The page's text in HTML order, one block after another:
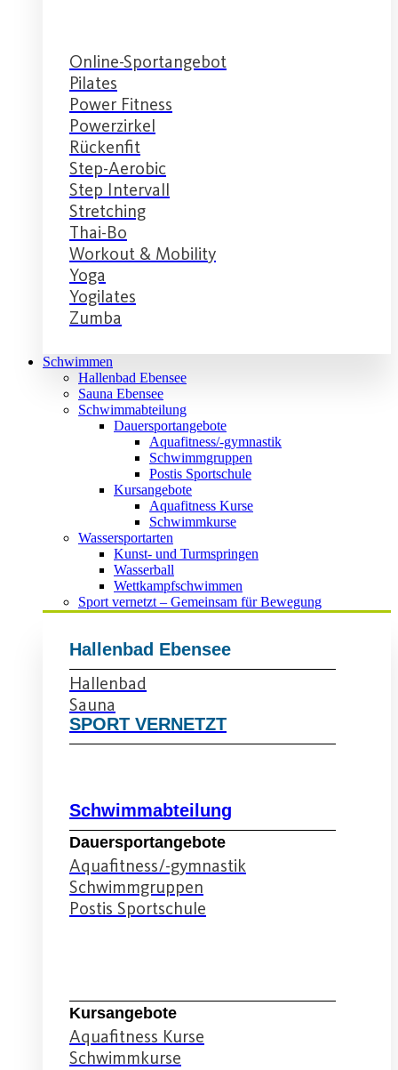
Online-Sportangebot
Pilates
Power Fitness
Powerzirkel
Rückenfit
Step-Aerobic
Step Intervall
Stretching
Thai-Bo
Workout & Mobility
Yoga
Yogilates
Zumba
Schwimmen
Hallenbad Ebensee
Sauna Ebensee
Schwimmabteilung
Dauersportangebote
Aquafitness/-gymnastik
Schwimmgruppen
Postis Sportschule
Kursangebote
Aquafitness Kurse
Schwimmkurse
Wassersportarten
Kunst- und Turmspringen
Wasserball
Wettkampfschwimmen
Sport vernetzt – Gemeinsam für Bewegung
Hallenbad Ebensee
Hallenbad
Sauna
SPORT VERNETZT
Schwimmabteilung
Dauersportangebote
Aquafitness/-gymnastik
Schwimmgruppen
Postis Sportschule
Kursangebote
Aquafitness Kurse
Schwimmkurse